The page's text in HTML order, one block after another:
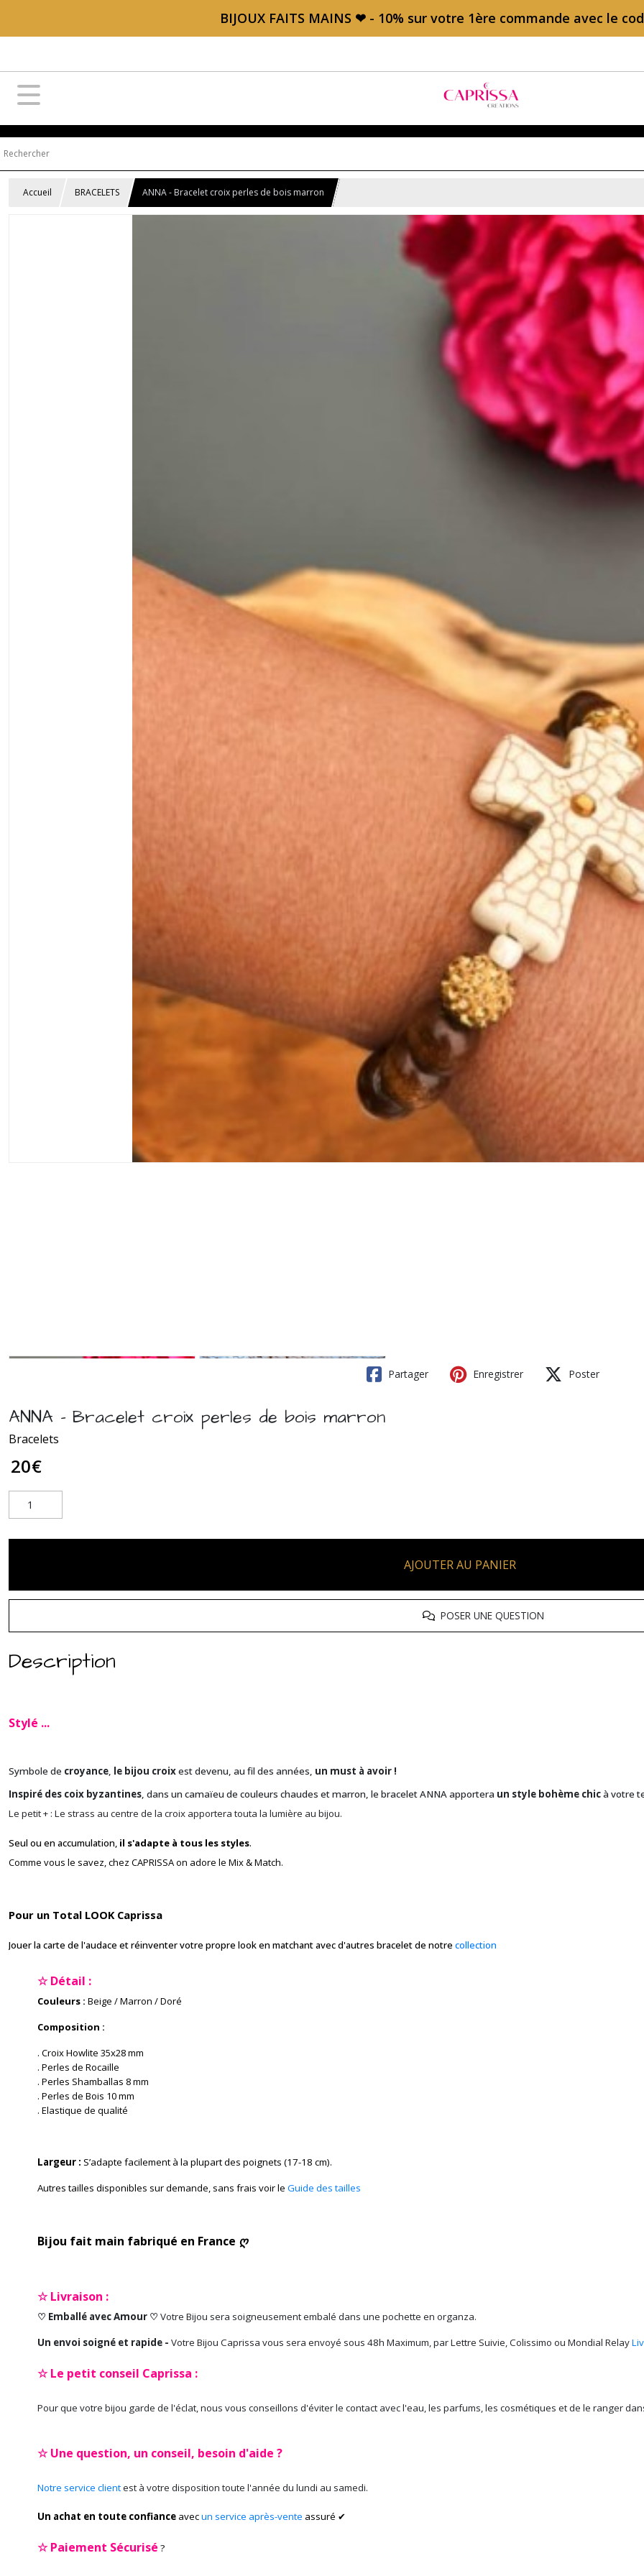
BIJOUX FAITS MAINS ❤ - 10% sur votre 1ère commande avec le
Accueil BRACELETS ANNA - Bracelet croix perles de bois marron
Partager Enregistrer Poster
ANNA - Bracelet croix perles de bois marron
Bracelets
20€
AJOUTER AU PANIER
POSER UNE QUESTION
Description
Stylé ...
Symbole de croyance, le bijou croixest devenu, au fil des années, un must à avoir !
Inspiré des coix byzantines, dans un camaïeu de couleurs chaudes et marron, le bracelet ANNA apportera un style bohème chicà votre
Le petit + : Le strass au centre de la croix apportera touta la lumière au bijou.
Seul ou en accumulation, il s'adapte à tous les styles.
Comme vous le savez, chez CAPRISSA on adore le Mix & Match.
Pour un Total LOOK Caprissa
Jouer la carte de l'audace et réinventer votre propre look en matchant avec d'autres bracelet de notre collection
☆ Détail :
Couleurs : Beige / Marron / Doré
Composition :
. Croix Howlite 35x28 mm
. Perles de Rocaille
. Perles Shamballas 8 mm
. Perles de Bois 10 mm
. Elastique de qualité
Largeur : S’adapte facilement à la plupart des poignets (17-18 cm).
Autres tailles disponibles sur demande, sans frais voir le Guide des tailles
Bijou fait main fabriqué en France ღ
☆ Livraison :
♡ Emballé avec Amour ♡ Votre Bijou sera soigneusement embalé dans une pochette en organza.
Un envoi soigné et rapide - Votre Bijou Caprissa vous sera envoyé sous 48h Maximum, par Lettre Suivie, Colissimo ou Mondial Relay
☆ Le petit conseil Caprissa :
Pour que votre bijou garde de l'éclat, nous vous conseillons d'éviter le contact avec l'eau, les parfums, les cosmétiques et de le ranger
☆ Une question, un conseil, besoin d'aide ?
Notre service clientest à votre disposition toute l'année du lundi au samedi.
Un achat en toute confiance avecun service après-vente assuré ✔
☆Paiement Sécurisé ?